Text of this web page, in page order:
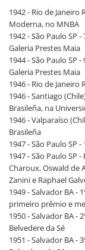
1942 - Rio de Janeiro
Moderna, no MNBA
1942 - São Paulo SP
Galeria Prestes Maia
1944 - São Paulo SP
Galeria Prestes Maia
1946 - Rio de Janeiro
1946 - Santiago
Brasileña, na
1946 - Valparaíso
Brasileña
1947 - São Paulo SP
1947 - São Paulo SP
Charoux, Oswald de
Zanini e Raphael
1949 - Salvador BA -
primeiro prêmio e
1950 - Salvador BA -
Belvedere da Sé
1951 - Salvador BA -